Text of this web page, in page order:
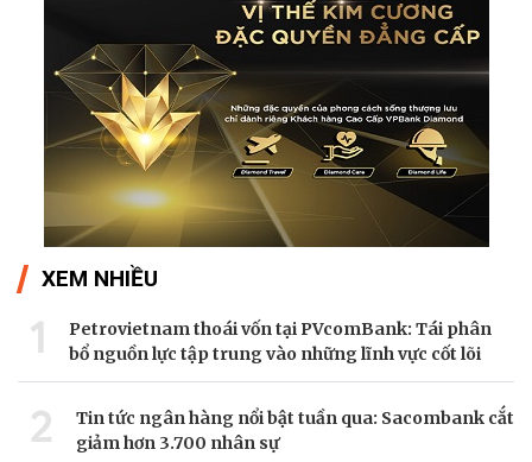
XEM NHIỀU
1
Petrovietnam thoái vốn tại PVcomBank: Tái phân
bổ nguồn lực tập trung vào những lĩnh vực cốt lõi
2
Tin tức ngân hàng nổi bật tuần qua: Sacombank cắt
giảm hơn 3.700 nhân sự